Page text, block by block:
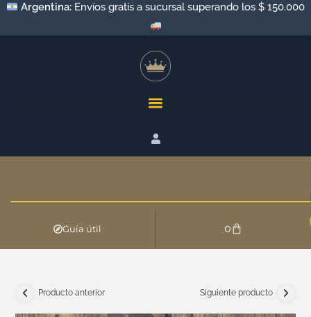
Argentina:Envíos a todo el país por Andreani y Correo
Argentino
Guía útil 0
Producto anterior Siguiente producto